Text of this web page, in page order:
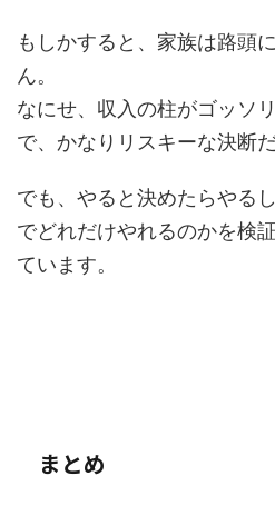
もしかすると、家族は路頭
ん。
なにせ、収入の柱がゴッソ
で、かなりリスキーな決断
でも、やると決めたらやる
でどれだけやれるのかを検
ています。
まとめ